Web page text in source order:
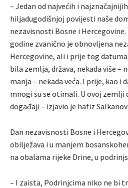
– Jedan od najvećih i
hiljadugodišnjoj povijesti naše
nezavisnosti Bosne i
godine zvanično je obnovljena
Hercegovine, ali i prije tog
bila zemlja, država, nekada više –
manja – nekada veća. I prije, kao i
mnogi su se otimali. U ovoj zemlji
događaji – izjavio je hafiz
Dan nezavisnosti Bosne i
obilježava i u manjem
na obalama rijeke Drine, u
– I zaista, Podrinjcima niko ne bi